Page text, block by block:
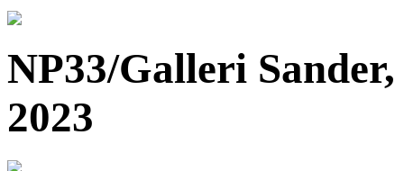
NP33/Galleri
2023